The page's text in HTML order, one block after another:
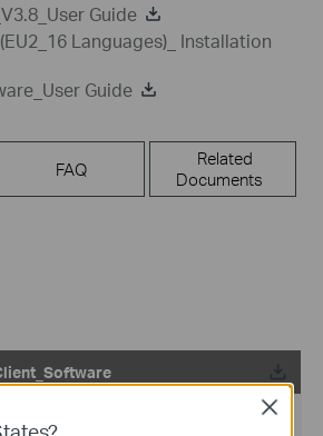
Guide
Languages)_ Installation
Guide
FAQ
Related
Documents
Close